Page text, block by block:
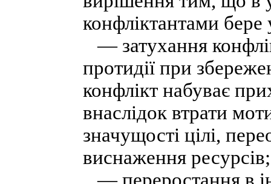
конфліктантами бере
— затухання
протидії при
конфлікт набуває
внаслідок втрати
значущості цілі,
виснаження ресурсів;